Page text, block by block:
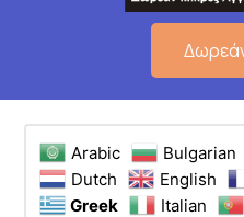
Arabic Bulgarian
Dutch
English
Greek
Italian